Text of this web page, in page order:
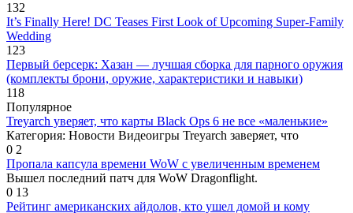
132
It’s Finally Here! DC Teases First Look of Upcoming Super-Family
Wedding
123
Первый берсерк: Хазан — лучшая сборка для парного оружия
(комплекты брони, оружие, характеристики и навыки)
118
Популярное
Treyarch уверяет, что карты Black Ops 6 не все «маленькие»
Категория: Новости Видеоигры Treyarch заверяет, что
0 2
Пропала капсула времени WoW с увеличенным временем
Вышел последний патч для WoW Dragonflight.
0 13
Рейтинг американских айдолов, кто ушел домой и кому